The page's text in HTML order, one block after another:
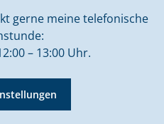
gerne meine telefonische
– 13:00 Uhr.